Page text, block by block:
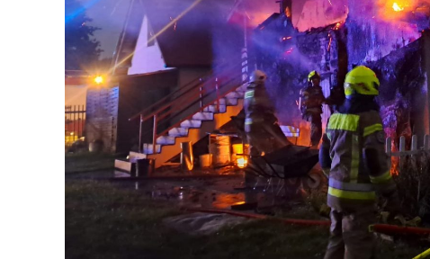
#Wolin.
– Za czasów rządu Prawa i Sprawiedliwości
modernizację poszczególnych portów, w tym
realizowaliśmy również małe inwestycje. To
chaszcze. Nic tutaj się nie działo. Rybacy
nabrzeże. To co zapewnialiśmy w ramach
wszystko zostało zrealizowane – powiedział
56984 odsłon